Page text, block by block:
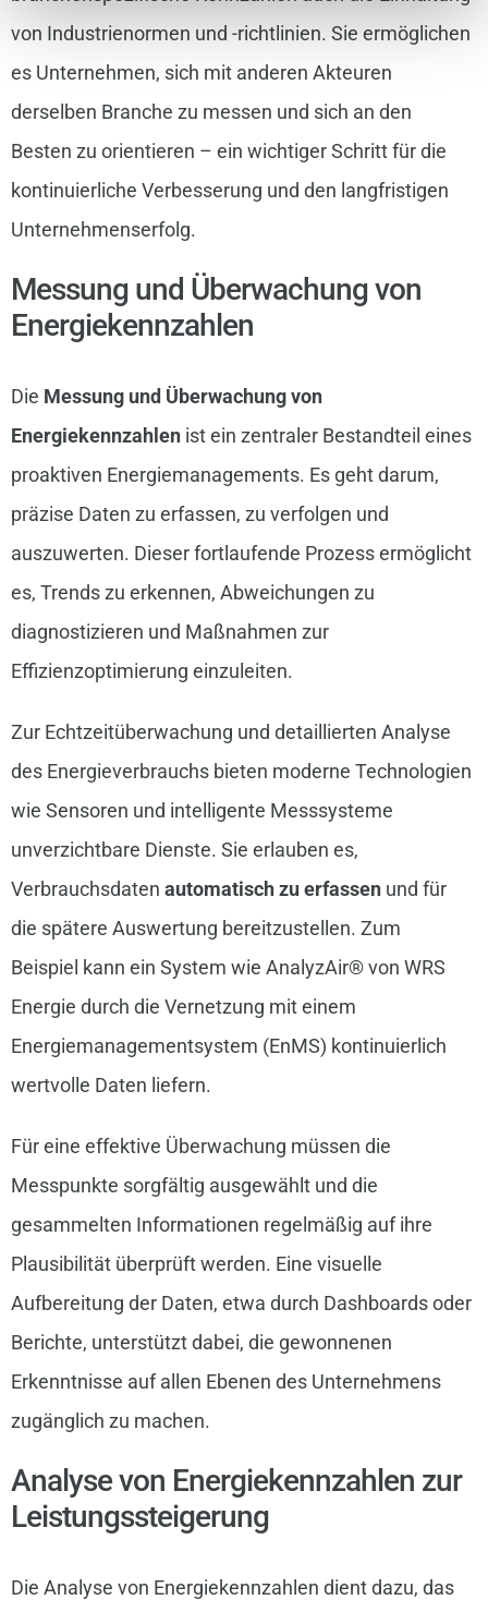
von Industrienormen und -richtlinien. Sie ermöglichen
es Unternehmen, sich mit anderen Akteuren
derselben Branche zu messen und sich an den
Besten zu orientieren – ein wichtiger Schritt für die
kontinuierliche Verbesserung und den langfristigen
Unternehmenserfolg.
Messung und Überwachung von
Energiekennzahlen
Die Messung und Überwachung von
Energiekennzahlenist ein zentraler Bestandteil eines
proaktiven Energiemanagements. Es geht darum,
präzise Daten zu erfassen, zu verfolgen und
auszuwerten. Dieser fortlaufende Prozess ermöglicht
es, Trends zu erkennen, Abweichungen zu
diagnostizieren und Maßnahmen zur
Effizienzoptimierung einzuleiten.
Zur Echtzeitüberwachung und detaillierten Analyse
des Energieverbrauchs bieten moderne Technologien
wie Sensoren und intelligente Messsysteme
unverzichtbare Dienste. Sie erlauben es,
Verbrauchsdaten automatisch zu erfassenund für
die spätere Auswertung bereitzustellen. Zum
Beispiel kann ein System wie AnalyzAir® von WRS
Energie durch die Vernetzung mit einem
Energiemanagementsystem (EnMS) kontinuierlich
wertvolle Daten liefern.
Für eine effektive Überwachung müssen die
Messpunkte sorgfältig ausgewählt und die
gesammelten Informationen regelmäßig auf ihre
Plausibilität überprüft werden. Eine visuelle
Aufbereitung der Daten, etwa durch Dashboards oder
Berichte, unterstützt dabei, die gewonnenen
Erkenntnisse auf allen Ebenen des Unternehmens
zugänglich zu machen.
Analyse von Energiekennzahlen zur
Leistungssteigerung
Die Analyse von Energiekennzahlen dient dazu, das